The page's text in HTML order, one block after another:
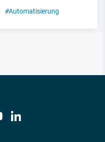
#Automatisierung